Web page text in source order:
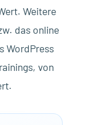
Weitere
das online
WordPress
von